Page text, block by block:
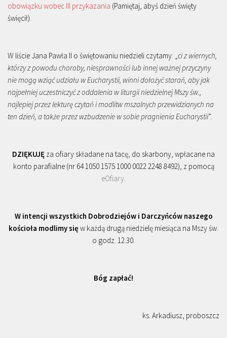
obowiązku wobec III przykazania (Pamiętaj, abyś dzień święty
święcił).
W liście Jana Pawła II o świętowaniu niedzieli czytamy: „ ci z wiernych,
którzy z powodu choroby, niesprawności lub innej ważnej przyczyny
nie mogą wziąć udziału w Eucharystii, winni dołożyć starań, aby jak
najpełniej uczestniczyć z oddalenia w liturgii niedzielnej Mszy św.,
najlepiej przez lekturę czytań i modlitw mszalnych przewidzianych na
ten dzień, a także przez wzbudzenie w sobie pragnienia Eucharystii”.
DZIĘKUJĘ za ofiary składane na tacę, do skarbony, wpłacane na
konto parafialne (nr 64 1050 1575 1000 0022 2248 8492), z pomocą
eOfiary
W intencji wszystkich Dobrodziejów i Darczyńców naszego
kościoła modlimy się w każdą drugą niedzielę miesiąca na Mszy św.
o godz. 12.30.
Bóg zapłać!
ks. Arkadiusz, proboszcz